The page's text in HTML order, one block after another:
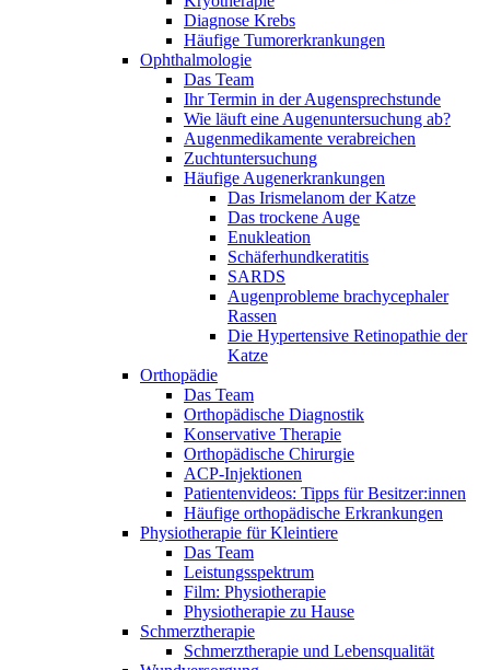
Diagnose Krebs
Häufige Tumorerkrankungen
Ophthalmologie
Das Team
Ihr Termin in der Augensprechstunde
Wie läuft eine Augenuntersuchung ab?
Augenmedikamente verabreichen
Zuchtuntersuchung
Häufige Augenerkrankungen
Das Irismelanom der Katze
Das trockene Auge
Enukleation
Schäferhundkeratitis
SARDS
Augenprobleme brachycephaler
Rassen
Die Hypertensive Retinopathie der
Katze
Orthopädie
Das Team
Orthopädische Diagnostik
Konservative Therapie
Orthopädische Chirurgie
ACP-Injektionen
Patientenvideos: Tipps für Besitzer:innen
Häufige orthopädische Erkrankungen
Physiotherapie für Kleintiere
Das Team
Leistungsspektrum
Film: Physiotherapie
Physiotherapie zu Hause
Schmerztherapie
Schmerztherapie und Lebensqualität